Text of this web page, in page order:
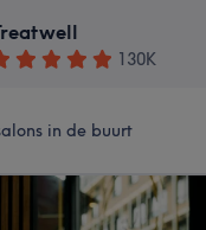
130K
in de buurt